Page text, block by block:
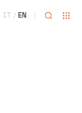
riservata
IT EN Apri